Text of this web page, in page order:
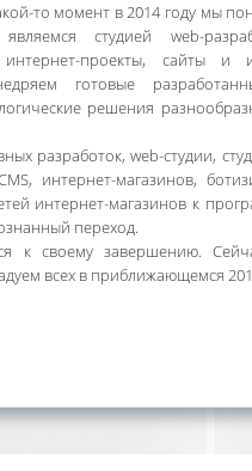
то момент в 2014 году мы
студией web-
проекты, сайты и
готовые
решения
разработок, web-студии,
интернет-магазинов,
интернет-магазинов к
переход.
к своему завершению.
всех в приближающемся